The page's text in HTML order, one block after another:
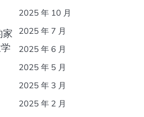
家
2025 年 10 月
2025 年 7 月
2025 年 6 月
2025 年 5 月
2025 年 3 月
2025 年 2 月